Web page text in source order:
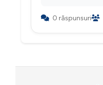
0 răspunsuri